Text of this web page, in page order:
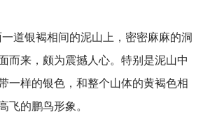
道银褐相间的泥山上，密密麻麻的洞
而来，颇为震撼人心。特别是泥山中
一样的银色，和整个山体的黄褐色相
飞的鹏鸟形象。